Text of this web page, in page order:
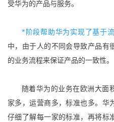
受华为的产品与服务。
*阶段帮助华为实现了基于
中，由于人的不同会导致产品有
的业务流程来保证产品的一致性。
随着华为的业务在欧洲大面
家多，运营商多，标准也多。华
仔细了解每一家的标准，再将标